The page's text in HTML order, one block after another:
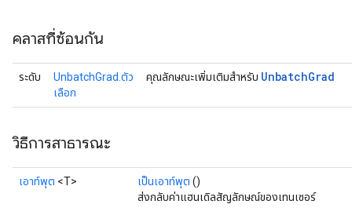
คลาสที่ซ้อนกัน
ระดับ
UnbatchGrad.ตัว
เลือก
คุณลักษณะเพิ่มเติมสำหรับ UnbatchGrad
วิธีการสาธารณะ
เอาท์พุต <T> เป็นเอาท์พุต ()
ส่งกลับค่าแฮนเดิลสัญลักษณ์ของเทนเซอร์